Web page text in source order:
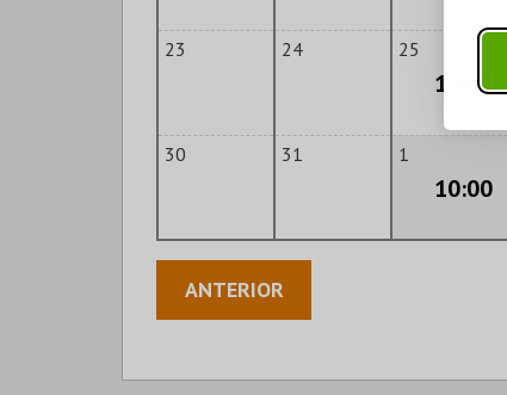
23 24 25
10:00
30 31 1
10:00
ANTERIOR